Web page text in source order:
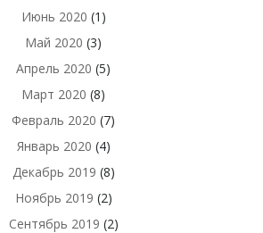
Июнь 2020 (1)
Май 2020 (3)
Апрель 2020 (5)
Март 2020 (8)
Февраль 2020 (7)
Январь 2020 (4)
Декабрь 2019 (8)
Ноябрь 2019 (2)
Сентябрь 2019 (2)